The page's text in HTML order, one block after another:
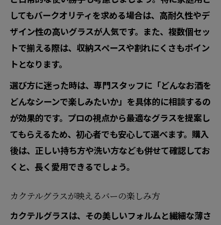
してもバークオリティを求める場合は、高耐久性やデ
ザイン性の高いグラスが人気です。また、複数個セッ
トで揃える際は、収納スペースや割れにくさもポイン
トとなります。
選び方に迷った時は、専門スタッフに「どんなお酒を
どんなシーンで楽しみたいか」を具体的に相談するの
が効果的です。プロの視点から最適なグラスを提案し
てもらえるため、初心者でも安心して選べます。購入
後は、正しい持ち方や洗い方なども併せて確認してお
くと、長く愛用できるでしょう。
カクテルグラスが映えるバーの楽しみ方
カクテルグラスは、その美しいフォルムと繊細な薄さ